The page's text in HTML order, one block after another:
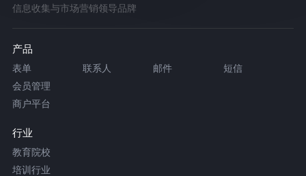
信息收集与市场营销领导品牌
产品
表单 联系人 邮件
短信
会员管理
商户平台
行业
教育院校
培训行业